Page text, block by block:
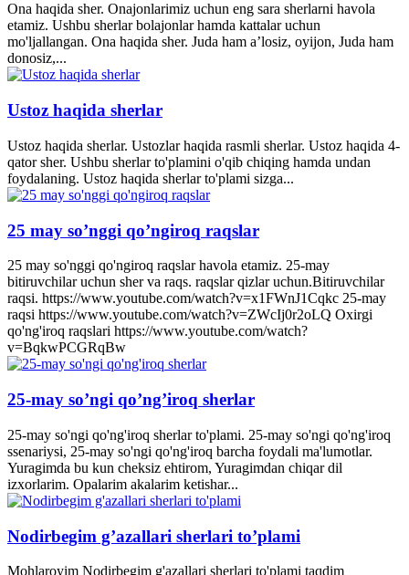
Ona haqida sher. Onajonlarimiz uchun eng sara sherlarni havola
etamiz. Ushbu sherlar bolajonlar hamda kattalar uchun
mo'ljallangan. Ona haqida sher. Juda ham a’losiz, oyijon, Juda ham
donosiz,...
Ustoz haqida sherlar
Ustoz haqida sherlar. Ustozlar haqida rasmli sherlar. Ustoz haqida 4-
qator sher. Ushbu sherlar to'plamini o'qib chiqing hamda undan
foydalaning. Ustoz haqida sherlar to'plami sizga...
25 may so’nggi qo’ngiroq raqslar
25 may so'nggi qo'ngiroq raqslar havola etamiz. 25-may
bitiruvchilar uchun sher va raqs. raqslar qizlar uchun.Bitiruvchilar
raqsi. https://www.youtube.com/watch?v=x1FWnJ1Cqkc 25-may
raqsi https://www.youtube.com/watch?v=ZWcIj0r2oLQ Oxirgi
qo'ng'iroq raqslari https://www.youtube.com/watch?
v=BqkwPCGRqBw
25-may so’ngi qo’ng’iroq sherlar
25-may so'ngi qo'ng'iroq sherlar to'plami. 25-may so'ngi qo'ng'iroq
ssenariysi, 25-may so'ngi qo'ng'iroq barcha foydali ma'lumotlar.
Yuragimda bu kun cheksiz ehtirom, Yuragimdan chiqar dil
izxorlarim. Opalarim akalarim ketishar...
Nodirbegim g’azallari sherlari to’plami
Mohlaroyim Nodirbegim g'azallari sherlari to'plami taqdim